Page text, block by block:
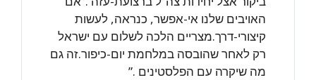
האויבים שלנו אי-אפשר, כנראה, לעשות
קיצורי-דרך.מצריים הלכה לשלום עם ישראל
רק לאחר שהובסה במלחמת יום-כיפור.זה גם
מה שיקרה עם הפלסטינים .”